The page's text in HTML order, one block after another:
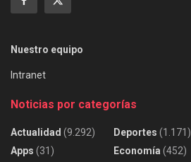
Nuestro equipo
Intranet
Noticias por categorías
Actualidad (9.292)
Apps (31)
Deportes (1.171)
Economía (452)